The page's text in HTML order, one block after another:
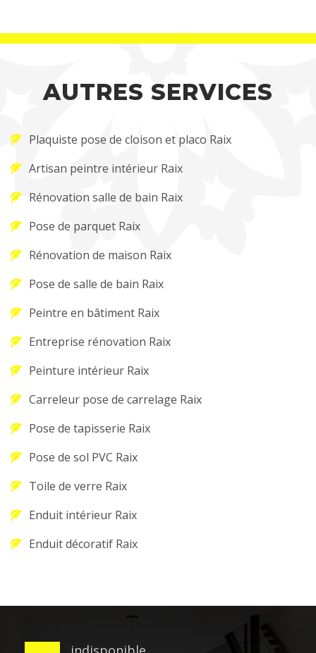
AUTRES SERVICES
Plaquiste pose de cloison et placo Raix
Artisan peintre intérieur Raix
Rénovation salle de bain Raix
Pose de parquet Raix
Rénovation de maison Raix
Pose de salle de bain Raix
Peintre en bâtiment Raix
Entreprise rénovation Raix
Peinture intérieur Raix
Carreleur pose de carrelage Raix
Pose de tapisserie Raix
Pose de sol PVC Raix
Toile de verre Raix
Enduit intérieur Raix
Enduit décoratif Raix